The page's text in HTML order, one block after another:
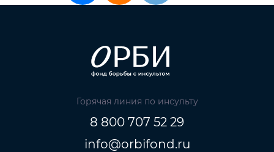
Горячая линия по инсульту
8 800 707 52 29
info@orbifond.ru